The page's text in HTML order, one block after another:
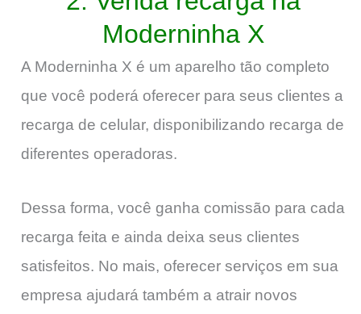
Moderninha X
A Moderninha X é um aparelho tão completo
que você poderá oferecer para seus clientes a
recarga de celular, disponibilizando recarga de
diferentes operadoras.
Dessa forma, você ganha comissão para cada
recarga feita e ainda deixa seus clientes
satisfeitos. No mais, oferecer serviços em sua
empresa ajudará também a atrair novos